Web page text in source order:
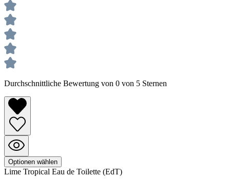
Durchschnittliche Bewertung von 0 von 5 Sternen
Optionen wählen
Lime Tropical Eau de Toilette (EdT)